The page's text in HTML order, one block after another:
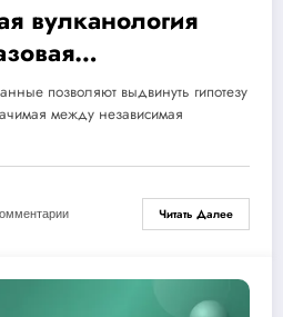
вулканология
утреннего кофе и
позволяют выдвинуть гипотезу
между независимая
Читать Далее